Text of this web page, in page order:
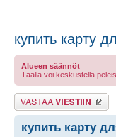
купить карту
Alueen säännöt
Täällä voi keskustella
Lähetä vastaus
купить карту